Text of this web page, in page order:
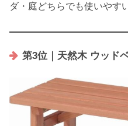
ダ・庭どちらでも使いやす
第3位｜天然木 ウッド